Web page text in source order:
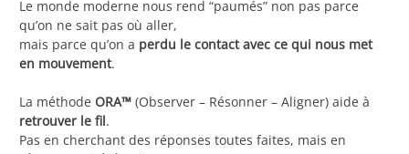
Le monde moderne nous rend “paumés” non pas parce
qu’on ne sait pas où aller,
mais parce qu’on a perdu le contact avec ce qui nous met
en mouvement.
La méthode ORA™ (Observer – Résonner – Aligner) aide à
retrouver le fil.
Pas en cherchant des réponses toutes faites, mais en